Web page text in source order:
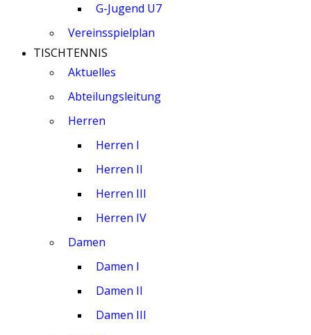
G-Jugend U7
Vereinsspielplan
TISCHTENNIS
Aktuelles
Abteilungsleitung
Herren
Herren I
Herren II
Herren III
Herren IV
Damen
Damen I
Damen II
Damen III